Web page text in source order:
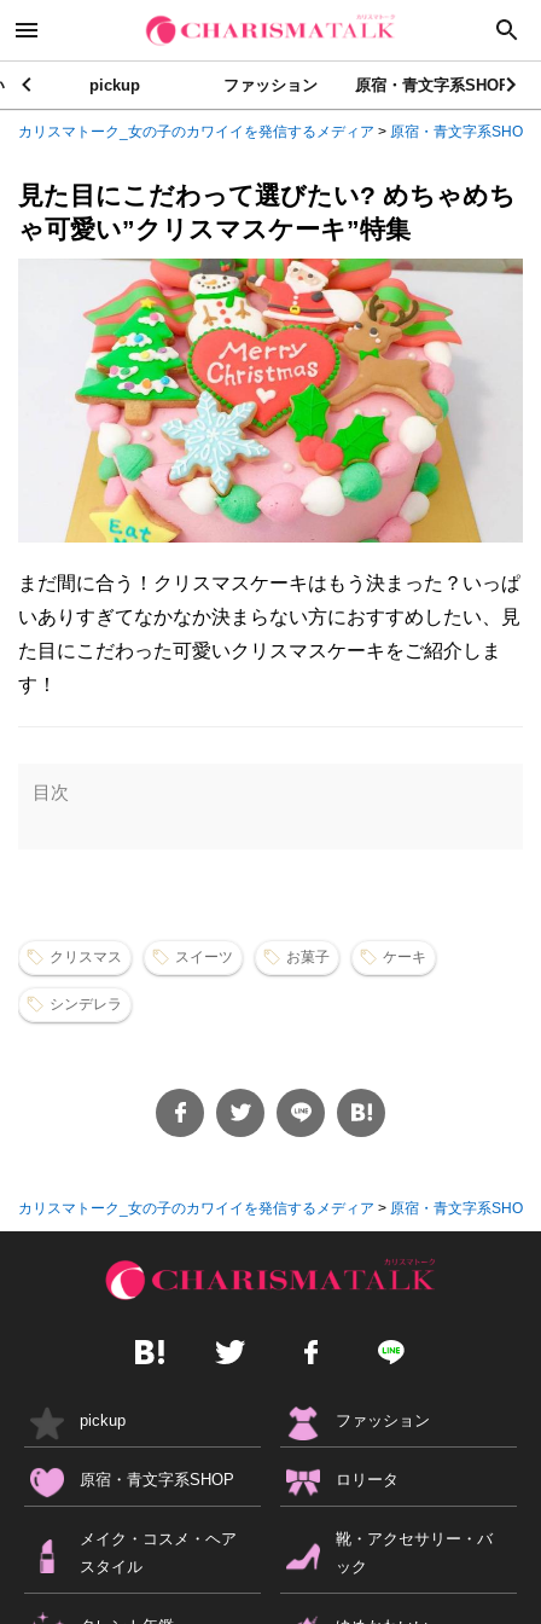
pickup ファッション 原宿・青文字系SHOP
カリスマトーク_女の子のカワイイを発信するメディア > 原宿・青文字系SHOP
見た目にこだわって選びたい? めちゃめち
ゃ可愛い”クリスマスケーキ”特集
まだ間に合う！クリスマスケーキはもう決まった？いっぱ
いありすぎてなかなか決まらない方におすすめしたい、見
た目にこだわった可愛いクリスマスケーキをご紹介しま
す！
目次
クリスマス スイーツ お菓子 ケーキ
シンデレラ
カリスマトーク_女の子のカワイイを発信するメディア > 原宿・青文字系SHOP
pickup ファッション
原宿・青文字系SHOP ロリータ
メイク・コスメ・ヘア
スタイル
靴・アクセサリー・バ
ック